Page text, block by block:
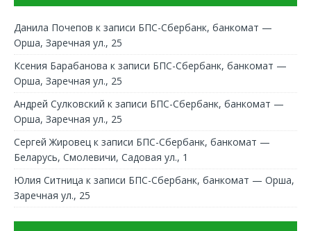
Данила Почепов к записи БПС-Сбербанк, банкомат —
Орша, Заречная ул., 25
Ксения Барабанова к записи БПС-Сбербанк, банкомат —
Орша, Заречная ул., 25
Андрей Сулковский к записи БПС-Сбербанк, банкомат —
Орша, Заречная ул., 25
Сергей Жировец к записи БПС-Сбербанк, банкомат —
Беларусь, Смолевичи, Садовая ул., 1
Юлия Ситница к записи БПС-Сбербанк, банкомат — Орша,
Заречная ул., 25